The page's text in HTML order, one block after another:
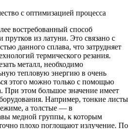
с оптимизацией процесса
востребованный способ
прутков из латуни. Это связано с
данного сплава, что затрудняет
термического резания.
металл, необходимо
тепловую энергию в очень
этого можно только с помощью
При этом большое значение имеет
Например, тонкие листы
а толстые — в
медной группы, к которым
плохо поглощают излучение. По